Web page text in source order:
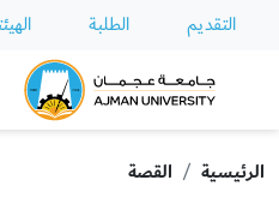
التقديم الطلبة
Ajman University
الرئيسية القصة